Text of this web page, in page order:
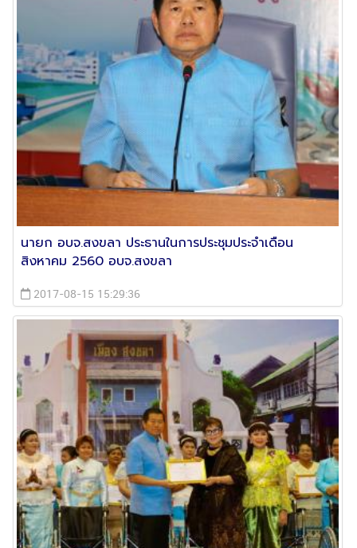
นายก อบจ.สงขลา ประธานในการประชุมประจำเดือน
สิงหาคม 2560 อบจ.สงขลา
2017-08-15 15:29:36